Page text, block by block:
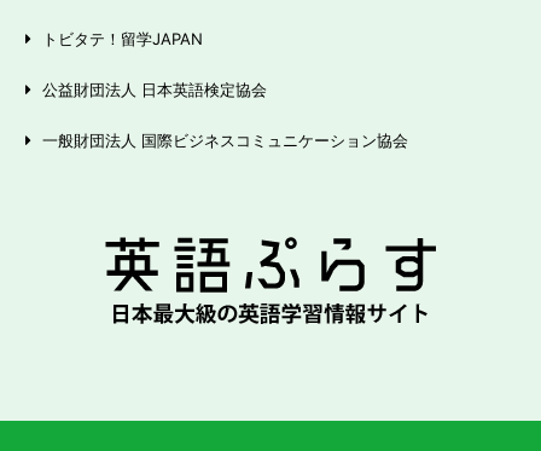
トビタテ！留学JAPAN
公益財団法人 日本英語検定協会
一般財団法人 国際ビジネスコミュニケーション協会